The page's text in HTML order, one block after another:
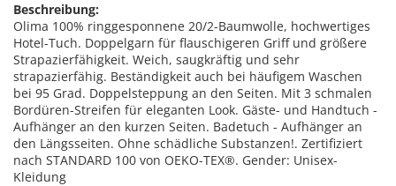
Beschreibung:
Olima 100% ringgesponnene 20/2-Baumwolle, hochwertiges
Hotel-Tuch. Doppelgarn für flauschigeren Griff und größere
Strapazierfähigkeit. Weich, saugkräftig und sehr
strapazierfähig. Beständigkeit auch bei häufigem Waschen
bei 95 Grad. Doppelsteppung an den Seiten. Mit 3 schmalen
Bordüren-Streifen für eleganten Look. Gäste- und Handtuch -
Aufhänger an den kurzen Seiten. Badetuch - Aufhänger an
den Längsseiten. Ohne schädliche Substanzen!. Zertifiziert
nach STANDARD 100 von OEKO-TEX®. Gender: Unisex-
Kleidung